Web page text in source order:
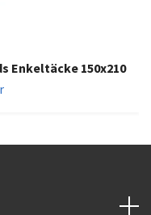
Enkeltäcke 150x210